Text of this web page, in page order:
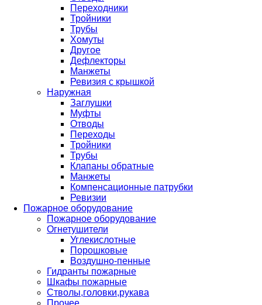
Переходники
Тройники
Трубы
Хомуты
Другое
Дефлекторы
Манжеты
Ревизия с крышкой
Наружная
Заглушки
Муфты
Отводы
Переходы
Тройники
Трубы
Клапаны обратные
Манжеты
Компенсационные патрубки
Ревизии
Пожарное оборудование
Пожарное оборудование
Огнетушители
Углекислотные
Порошковые
Воздушно-пенные
Гидранты пожарные
Шкафы пожарные
Стволы,головки,рукава